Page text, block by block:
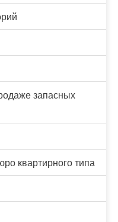
запасных
квартирного типа